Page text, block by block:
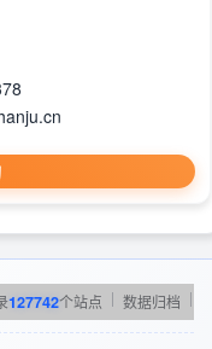
127742个站点 | 数据归档 |
图